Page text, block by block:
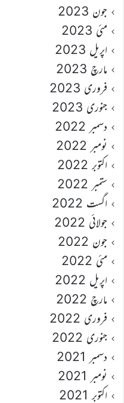
جون 2023
مئی 2023
اپریل 2023
مارچ 2023
فروری 2023
جنوری 2023
دسمبر 2022
نومبر 2022
اکتوبر 2022
ستمبر 2022
اگست 2022
جولائی 2022
جون 2022
مئی 2022
اپریل 2022
مارچ 2022
فروری 2022
جنوری 2022
دسمبر 2021
نومبر 2021
اکتوبر 2021